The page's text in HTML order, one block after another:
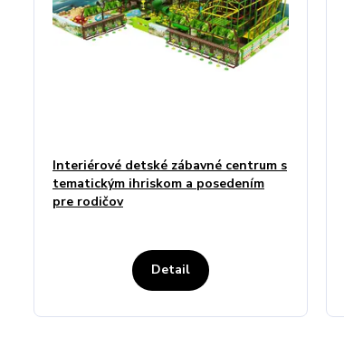
Interiérové detské zábavné centrum s
tematickým ihriskom a posedením
pre rodičov
Detail